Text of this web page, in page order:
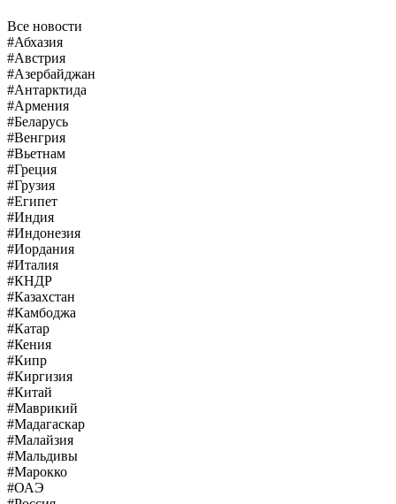
Все новости
#Абхазия
#Австрия
#Азербайджан
#Антарктида
#Армения
#Беларусь
#Венгрия
#Вьетнам
#Греция
#Грузия
#Египет
#Индия
#Индонезия
#Иордания
#Италия
#КНДР
#Казахстан
#Камбоджа
#Катар
#Кения
#Кипр
#Киргизия
#Китай
#Маврикий
#Мадагаскар
#Малайзия
#Мальдивы
#Марокко
#ОАЭ